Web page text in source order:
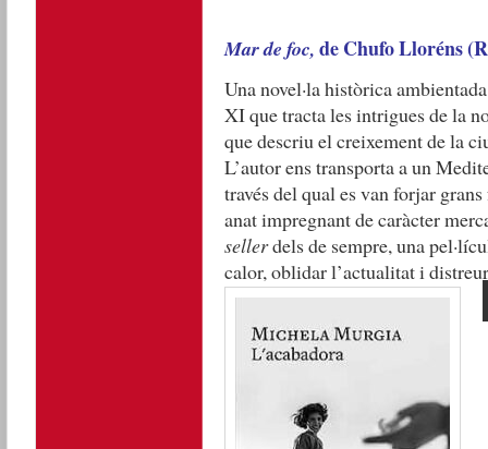
Mar de foc, de Chufo Lloréns
Una novel·la històrica
XI que tracta les intrigues de la
que descriu el creixement de la
L’autor ens transporta a un
través del qual es van forjar
anat impregnant de caràcter
sellerdels de sempre, una
calor, oblidar l’actualitat i